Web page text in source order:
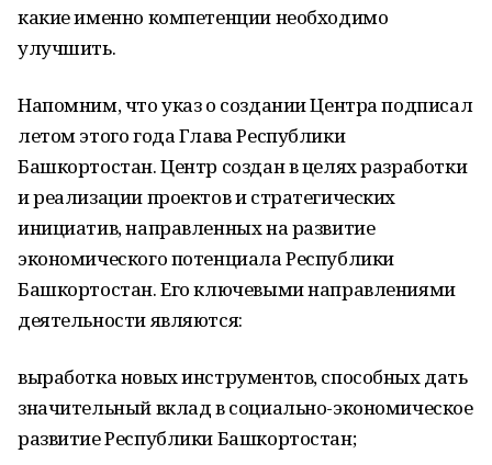
какие именно компетенции необходимо
улучшить.
Напомним, что указ о создании Центра подписал
летом этого года Глава Республики
Башкортостан. Центр создан в целях разработки
и реализации проектов и стратегических
инициатив, направленных на развитие
экономического потенциала Республики
Башкортостан. Его ключевыми направлениями
деятельности являются:
выработка новых инструментов, способных дать
значительный вклад в социально-экономическое
развитие Республики Башкортостан;